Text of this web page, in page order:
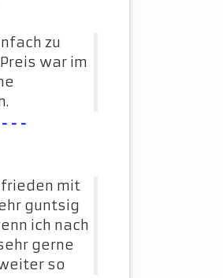
zu
war im
mit
guntsig
ich nach
gerne
so